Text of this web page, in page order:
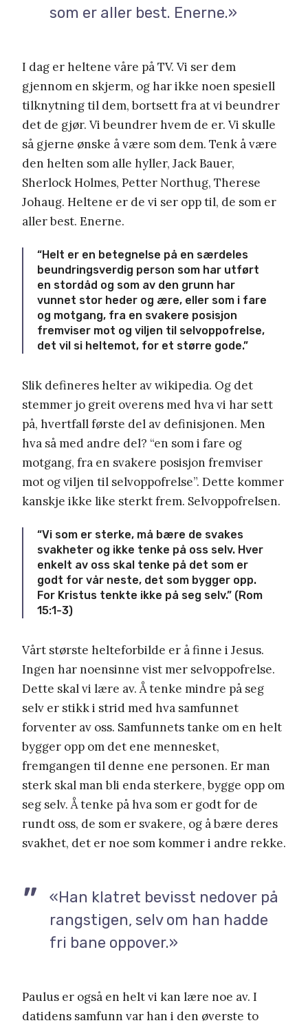
som er aller best. Enerne.»
I dag er heltene våre på TV. Vi ser dem
gjennom en skjerm, og har ikke noen spesiell
tilknytning til dem, bortsett fra at vi beundrer
det de gjør. Vi beundrer hvem de er. Vi skulle
så gjerne ønske å være som dem. Tenk å være
den helten som alle hyller, Jack Bauer,
Sherlock Holmes, Petter Northug, Therese
Johaug. Heltene er de vi ser opp til, de som er
aller best. Enerne.
“Helt er en betegnelse på en særdeles
beundringsverdig person som har utført
en stordåd og som av den grunn har
vunnet stor heder og ære, eller som i fare
og motgang, fra en svakere posisjon
fremviser mot og viljen til selvoppofrelse,
det vil si heltemot, for et større gode.”
Slik defineres helter av wikipedia. Og det
stemmer jo greit overens med hva vi har sett
på, hvertfall første del av definisjonen. Men
hva så med andre del? “en som i fare og
motgang, fra en svakere posisjon fremviser
mot og viljen til selvoppofrelse”. Dette kommer
kanskje ikke like sterkt frem. Selvoppofrelsen.
“Vi som er sterke, må bære de svakes
svakheter og ikke tenke på oss selv. Hver
enkelt av oss skal tenke på det som er
godt for vår neste, det som bygger opp.
For Kristus tenkte ikke på seg selv.” (Rom
15:1-3)
Vårt største helteforbilde er å finne i Jesus.
Ingen har noensinne vist mer selvoppofrelse.
Dette skal vi lære av. Å tenke mindre på seg
selv er stikk i strid med hva samfunnet
forventer av oss. Samfunnets tanke om en helt
bygger opp om det ene mennesket,
fremgangen til denne ene personen. Er man
sterk skal man bli enda sterkere, bygge opp om
seg selv. Å tenke på hva som er godt for de
rundt oss, de som er svakere, og å bære deres
svakhet, det er noe som kommer i andre rekke.
«Han klatret bevisst nedover på
rangstigen, selv om han hadde
fri bane oppover.»
Paulus er også en helt vi kan lære noe av. I
datidens samfunn var han i den øverste to